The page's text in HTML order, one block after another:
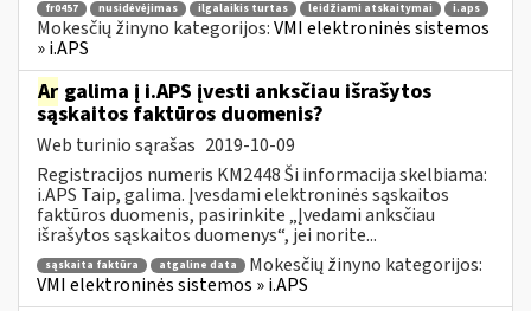
fr0457 nusidėvėjimas ilgalaikis turtas leidžiami atskaitymai i.aps
Mokesčių žinyno kategorijos:VMI elektroninės sistemos
» i.APS
Ar galima į i.APS įvesti anksčiau išrašytos
sąskaitos faktūros duomenis?
Web turinio sąrašas 2019-10-09
Registracijos numeris KM2448 Ši informacija skelbiama:
i.APS Taip, galima. Įvesdami elektroninės sąskaitos
faktūros duomenis, pasirinkite „Įvedami anksčiau
išrašytos sąskaitos duomenys“, jei norite...
sąskaita faktūra atgaline data
Mokesčių žinyno kategorijos:
VMI elektroninės sistemos » i.APS